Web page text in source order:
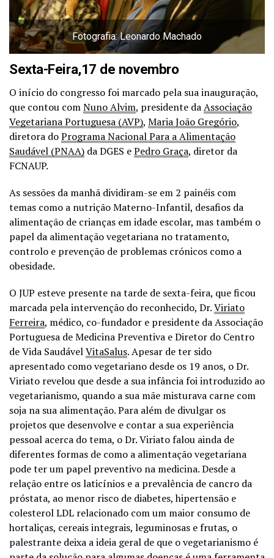
Fotografia: Leonardo Machado
Sexta-Feira,17 de novembro
O início do congresso foi marcado pela sua inauguração,
que contou comNuno Alvim, presidente daAssociação
Vegetariana Portuguesa (AVP), Maria João Gregório,
diretora doPrograma Nacional Para a Alimentação
Saudável (PNAA) da DGES ePedro Graça, diretor da
FCNAUP.
As sessões da manhã dividiram-se em 2 painéis com
temas como a nutrição Materno-Infantil, desafios da
alimentação de crianças em idade escolar, mas também o
papel da alimentação vegetariana no tratamento,
controlo e prevenção de problemas crónicos como a
obesidade.
O JUP esteve presente na tarde de sexta-feira, que ficou
marcada pela intervenção do reconhecido, Dr.Viriato
Ferreira, médico, co-fundador e presidente da Associação
Portuguesa de Medicina Preventiva e Diretor do Centro
de Vida SaudávelVitaSalus. Apesar de ter sido
apresentado como vegetariano desde os 19 anos, o Dr.
Viriato revelou que desde a sua infância foi introduzido ao
vegetarianismo, quando a sua mãe misturava carne com
soja na sua alimentação. Para além de divulgar os
projetos que desenvolve e contar a sua experiência
pessoal acerca do tema, o Dr. Viriato falou ainda de
diferentes formas de como a alimentação vegetariana
pode ter um papel preventivo na medicina. Desde a
relação entre os laticínios e a prevalência de cancro da
próstata, ao menor risco de diabetes, hipertensão e
colesterol LDL relacionado com um maior consumo de
hortaliças, cereais integrais, leguminosas e frutas, o
palestrante deixa a ideia geral de que o vegetarianismo é